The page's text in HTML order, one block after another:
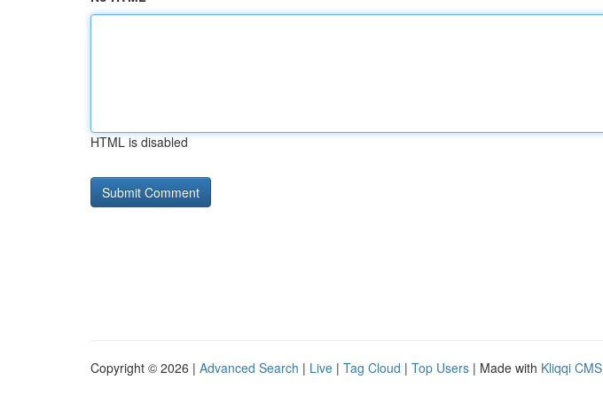
HTML is disabled
Copyright © 2026 | Advanced Search | Live | Tag Cloud | Top Users | Made with Kliqqi CMS